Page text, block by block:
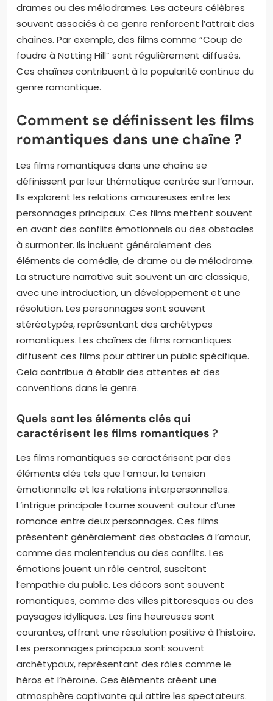
drames ou des mélodrames. Les acteurs célèbres
souvent associés à ce genre renforcent l’attrait des
chaînes. Par exemple, des films comme “Coup de
foudre à Notting Hill” sont régulièrement diffusés.
Ces chaînes contribuent à la popularité continue du
genre romantique.
Comment se définissent les films
romantiques dans une chaîne ?
Les films romantiques dans une chaîne se
définissent par leur thématique centrée sur l’amour.
Ils explorent les relations amoureuses entre les
personnages principaux. Ces films mettent souvent
en avant des conflits émotionnels ou des obstacles
à surmonter. Ils incluent généralement des
éléments de comédie, de drame ou de mélodrame.
La structure narrative suit souvent un arc classique,
avec une introduction, un développement et une
résolution. Les personnages sont souvent
stéréotypés, représentant des archétypes
romantiques. Les chaînes de films romantiques
diffusent ces films pour attirer un public spécifique.
Cela contribue à établir des attentes et des
conventions dans le genre.
Quels sont les éléments clés qui
caractérisent les films romantiques ?
Les films romantiques se caractérisent par des
éléments clés tels que l’amour, la tension
émotionnelle et les relations interpersonnelles.
L’intrigue principale tourne souvent autour d’une
romance entre deux personnages. Ces films
présentent généralement des obstacles à l’amour,
comme des malentendus ou des conflits. Les
émotions jouent un rôle central, suscitant
l’empathie du public. Les décors sont souvent
romantiques, comme des villes pittoresques ou des
paysages idylliques. Les fins heureuses sont
courantes, offrant une résolution positive à l’histoire.
Les personnages principaux sont souvent
archétypaux, représentant des rôles comme le
héros et l’héroïne. Ces éléments créent une
atmosphère captivante qui attire les spectateurs.